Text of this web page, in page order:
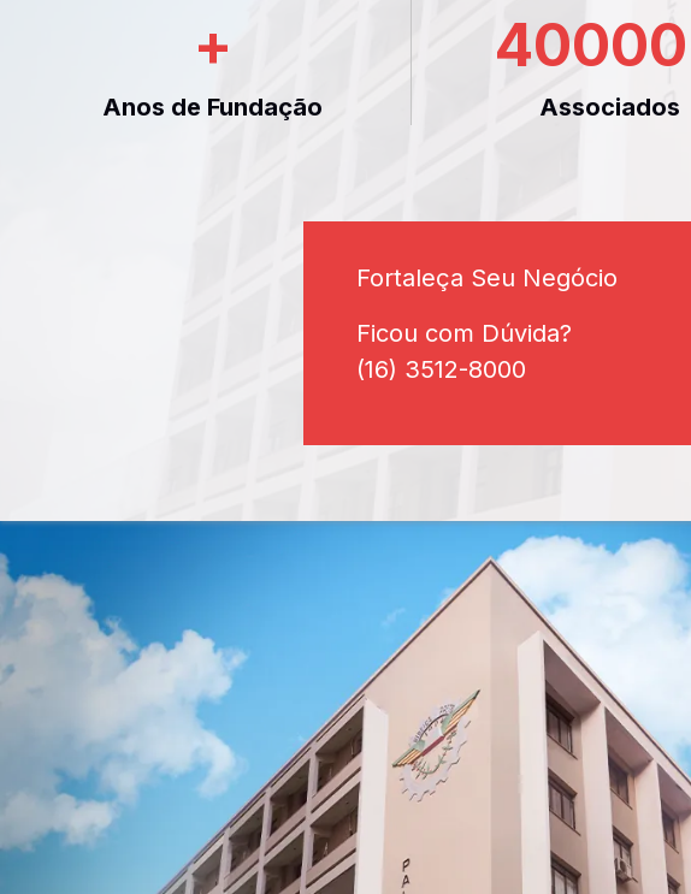
+
Anos de Fundação
40000
Associados
Fortaleça Seu Negócio
Ficou com Dúvida?
(16) 3512-8000